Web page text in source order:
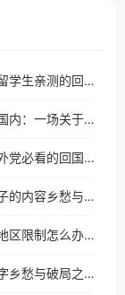
海外看电视地区限制怎么办下载不了？留学生亲测的回国加速方案（附2026世界杯观赛技巧）
在菲律宾用陌陌怎么把定位修改到中国国内：一场关于归属感与连接的探索
比利时怎么打不开美团外卖商家版？海外党必看的回国加速全攻略
时刻新闻国外地区限制怎么办？海外游子的内容乡愁与破局之路
在美国用国务院客户端（国务院发布）地区限制怎么办？3步解决海外看国内内容难题
瑞士怎么打不开蒙速办？海外游子的数字乡愁与破局之路